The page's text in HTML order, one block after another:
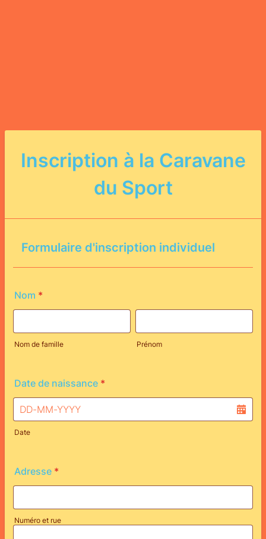
Inscription à la Caravane
du Sport
Formulaire d'inscription individuel
Nom *
Nom de famille Prénom
Date de naissance *
Date
Adresse *
Numéro et rue